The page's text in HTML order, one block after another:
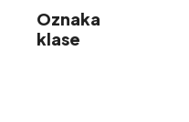
Oznaka
klase